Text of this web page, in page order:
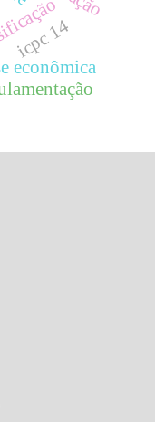
econômica
icpc 14